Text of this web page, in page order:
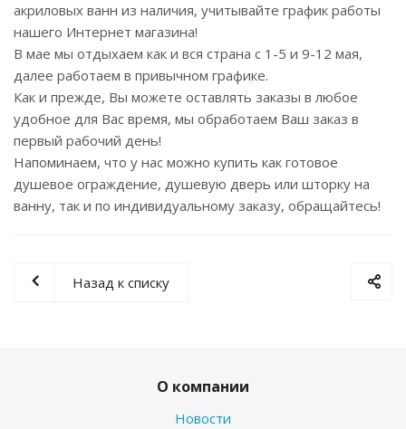
акриловых ванн из наличия, учитывайте график работы
нашего Интернет магазина!
В мае мы отдыхаем как и вся страна с 1-5 и 9-12 мая,
далее работаем в привычном графике.
Как и прежде, Вы можете оставлять заказы в любое
удобное для Вас время, мы обработаем Ваш заказ в
первый рабочий день!
Напоминаем, что у нас можно купить как готовое
душевое ограждение, душевую дверь или шторку на
ванну, так и по индивидуальному заказу, обращайтесь!
Назад к списку
О компании
Новости